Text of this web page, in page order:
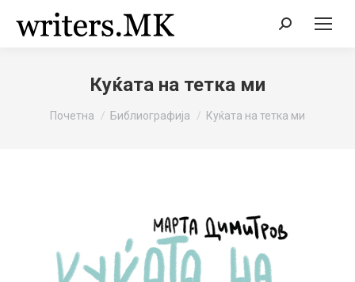
Search:
Куќата на тетка ми
You are here:
Почетна Библиографија Куќата на тетка ми